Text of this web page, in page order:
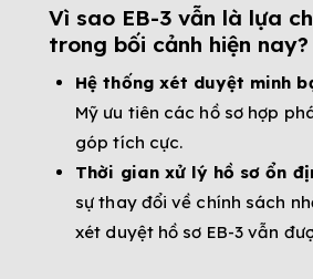
Vì sao EB-3 vẫn là lựa
trong bối cảnh hiện nay?
Hệ thống xét duyệt minh
Mỹ ưu tiên các hồ sơ hợp
góp tích cực.
Thời gian xử lý hồ sơ ổn
sự thay đổi về chính sách
xét duyệt hồ sơ EB-3 vẫn